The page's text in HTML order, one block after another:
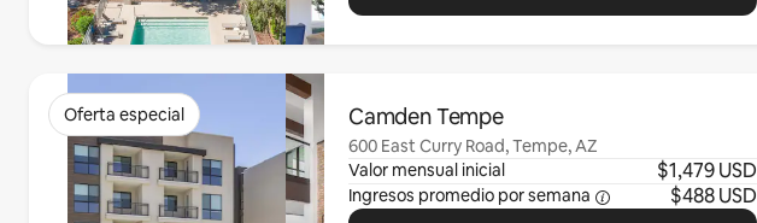
Oferta especial Camden Tempe
600 East Curry Road, Tempe, AZ
Valor mensual inicial
$1,479 USD
Ingresos promedio por semana
$488 USD